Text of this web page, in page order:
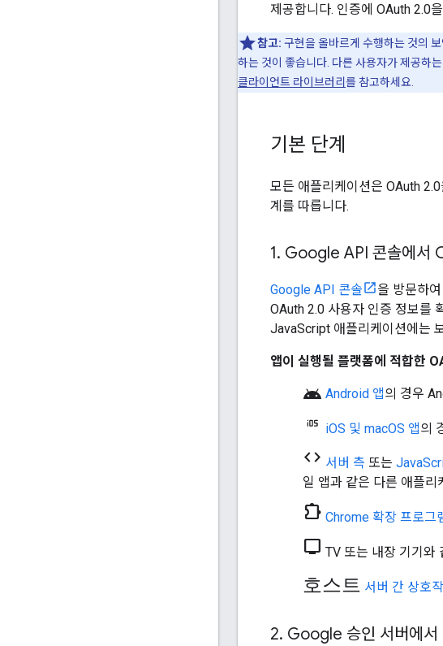
제공합니다. 인증에 OAuth 2.0
참고: 구현을 올바르게 수행하는 것의
하는 것이 좋습니다. 다른 사용자가 제공하
클라이언트 라이브러리 를 참고하세요.
기본 단계
모든 애플리케이션은 OAuth
계를 따릅니다.
1. Google API 콘솔에서
Google API 콘솔
을 방문하
OAuth 2.0 사용자 인증 정보를
JavaScript 애플리케이션에는
앱이 실행될 플랫폼에 적합한
android Android 앱의 경우
iOS 및 macOS 앱의
code 서버 측 또는
일 앱과 같은 다른 애플
chrome_extension Chrome 확장 프로그
tv TV 또는 내장 기기와
호스트 서버 간 상호
2. Google 승인 서버에서